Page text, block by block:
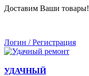
Доставим Ваши товары!
Логин / Регистрация
УДАЧНЫЙ